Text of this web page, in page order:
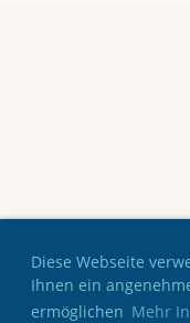
Diese Webseite
Ihnen ein
ermöglichen Mehr